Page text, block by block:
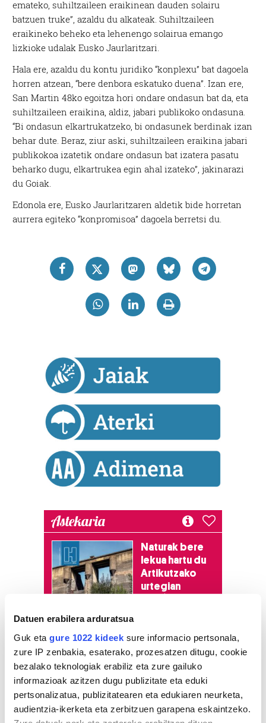
Datuen erabilera arduratsua
Guk eta gure 1022 kideek sure informacio pertsonala,
zure IP zenbakia, esaterako, prozesatzen ditugu, cookie
bezalako teknologiak erabiliz eta zure gailuko
informazioak azitzen dugu publizitate eta eduki
pertsonalizatua, publizitatearen eta edukiaren neurketa,
audientzia-ikerketa eta zerbitzuen garapena eskaintzeko.
emateko, suhiltzaileen eraikinean dauden solairu
batzuen truke”, azaldu du alkateak. Suhiltzaileen
eraikineko beheko eta lehenengo solairua emango
lizkioke udalak Eusko Jaurlaritzari.
Hala ere, azaldu du kontu juridiko “konplexu” bat dagoela
horren atzean, “bere denbora eskatuko duena”. Izan ere,
San Martin 48ko egoitza hori ondare ondasun bat da, eta
suhiltzaileen eraikina, aldiz, jabari publikoko ondasuna.
“Bi ondasun elkartrukatzeko, bi ondasunek berdinak izan
behar dute. Beraz, ziur aski, suhiltzaileen eraikina jabari
publikokoa izatetik ondare ondasun bat izatera pasatu
beharko dugu, elkartrukea egin ahal izateko”, jakinarazi
du Goiak.
Edonola ere, Eusko Jaurlaritzaren aldetik bide horretan
aurrera egiteko “konpromisoa” dagoela berretsi du.
Astekaria
Naturak bere
lekua hartu du
Artikutzako
urtegian
Azken egunetako irakurrienak
1
Hizkuntza ere, kontsumo